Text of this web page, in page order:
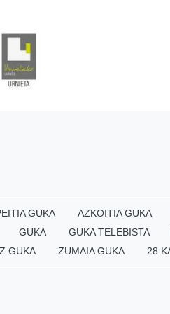
GUKA AZKOITIA GUKA
GUKA GUKA TELEBISTA
GUKA ZUMAIA GUKA 28